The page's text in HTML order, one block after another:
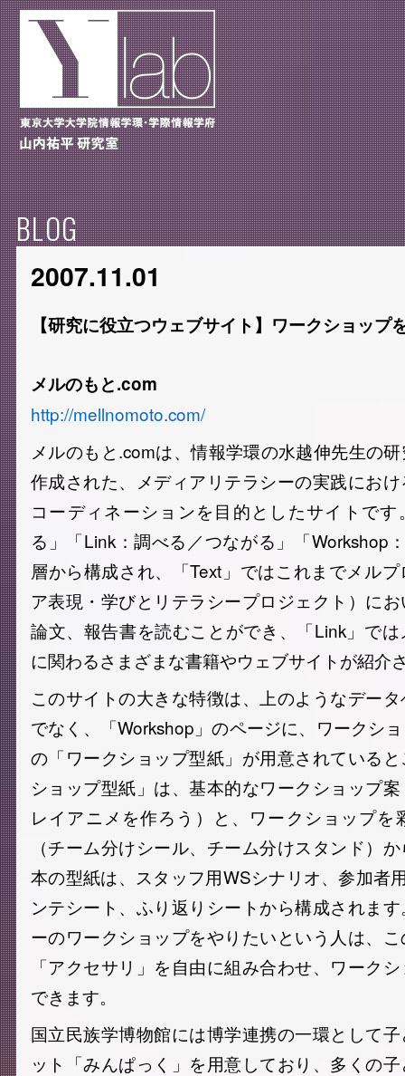
BLOG
2007.11.01
【研究に役立つウェブサイト】ワークショップ
メルのもと.com
http://mellnomoto.com/
メルのもと.comは、情報学環の水越伸先生の
作成された、メディアリテラシーの実践にお
コーディネーションを目的としたサイトです
る」「Link：調べる／つながる」「Workshop
層から構成され、「Text」ではこれまでメル
ア表現・学びとリテラシープロジェクト）に
論文、報告書を読むことができ、「Link」で
に関わるさまざまな書籍やウェブサイトが紹介
このサイトの大きな特徴は、上のようなデー
でなく、「Workshop」のページに、ワークシ
の「ワークショップ型紙」が用意されている
ショップ型紙」は、基本的なワークショップ
レイアニメを作ろう）と、ワークショップを
（チーム分けシール、チーム分けスタンド）
本の型紙は、スタッフ用WSシナリオ、参加者
ンテシート、ふり返りシートから構成されま
ーのワークショップをやりたいという人は、
「アクセサリ」を自由に組み合わせ、ワーク
できます。
国立民族学博物館には博学連携の一環として
ット「みんぱっく」を用意しており、多くの